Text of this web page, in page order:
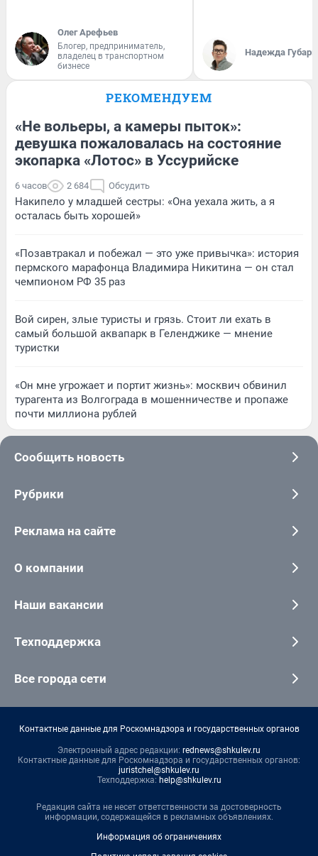
Олег Арефьев
Блогер, предприниматель,
владелец в транспортном
бизнесе
Надежда Губарь
РЕКОМЕНДУЕМ
«Не вольеры, а камеры пыток»:
девушка пожаловалась на состояние
экопарка «Лотос» в Уссурийске
6 часов 2 684 Обсудить
Накипело у младшей сестры: «Она уехала жить, а я
осталась быть хорошей»
«Позавтракал и побежал — это уже привычка»: история
пермского марафонца Владимира Никитина — он стал
чемпионом РФ 35 раз
Вой сирен, злые туристы и грязь. Стоит ли ехать в
самый большой аквапарк в Геленджике — мнение
туристки
«Он мне угрожает и портит жизнь»: москвич обвинил
турагента из Волгограда в мошенничестве и пропаже
почти миллиона рублей
Сообщить новость
Рубрики
Реклама на сайте
О компании
Наши вакансии
Техподдержка
Все города сети
Контактные данные для Роскомнадзора и государственных органов
Электронный адрес редакции: rednews@shkulev.ru
Контактные данные для Роскомнадзора и государственных органов:
juristchel@shkulev.ru
Техподдержка: help@shkulev.ru
Редакция сайта не несет ответственности за достоверность
информации, содержащейся в рекламных объявлениях.
Информация об ограничениях